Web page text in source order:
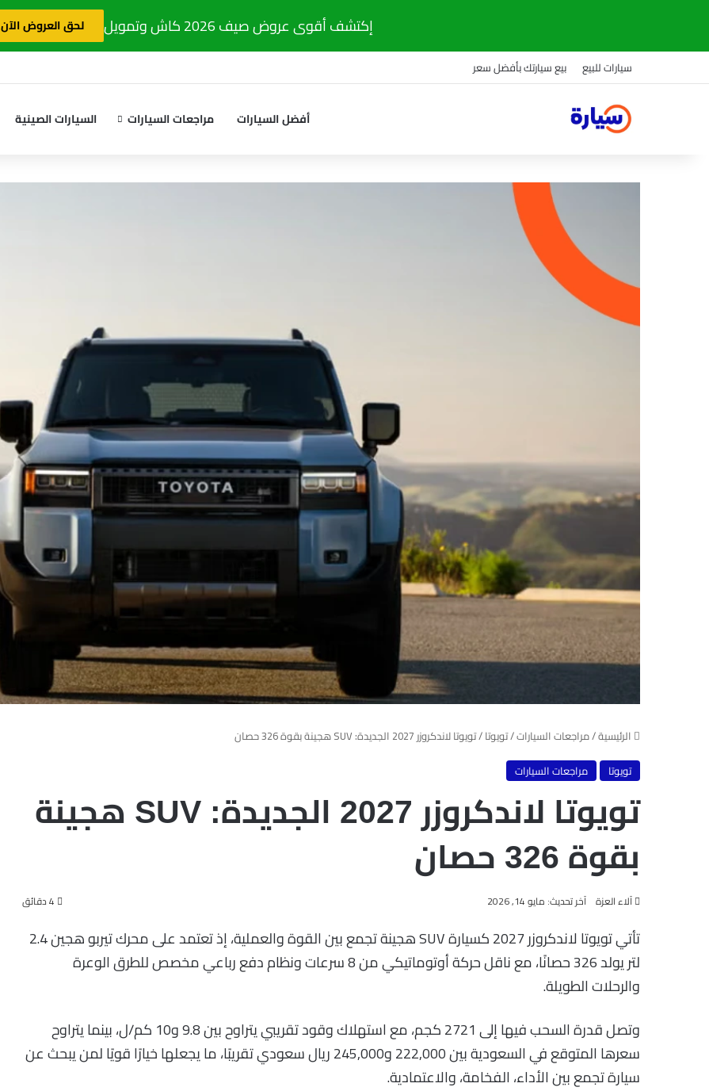
إكتشف أقوى عروض صيف 2026 كاش وتمويل لحق العروض الآن
سيارات للبيع بيع سيارتك بأفضل سعر
أفضل السيارات مراجعات السيارات السيارات الصينية
الرئيسية/مراجعات السيارات/تويوتا/تويوتا لاندكروزر 2027 الجديدة: SUV هجينة بقوة 326 حصان
تويوتا
مراجعات السيارات
تويوتا لاندكروزر 2027 الجديدة: SUV هجينة
بقوة 326 حصان
آلاء العزة آخر تحديث: مايو 14, 2026
تأتي تويوتا لاندكروزر 2027 كسيارة SUV هجينة تجمع بين القوة والعملية، إذ تعتمد على محرك تيربو هجين 2.4
لتر يولد 326 حصانًا، مع ناقل حركة أوتوماتيكي من 8 سرعات ونظام دفع رباعي مخصص للطرق الوعرة
والرحلات الطويلة.
وتصل قدرة السحب فيها إلى 2721 كجم، مع استهلاك وقود تقريبي يتراوح بين 9.8 و10 كم/ل، بينما يتراوح
سعرها المتوقع في السعودية بين 222,000 و245,000 ريال سعودي تقريبًا، ما يجعلها خيارًا قويًا لمن يبحث عن
سيارة تجمع بين الأداء، الفخامة، والاعتمادية.